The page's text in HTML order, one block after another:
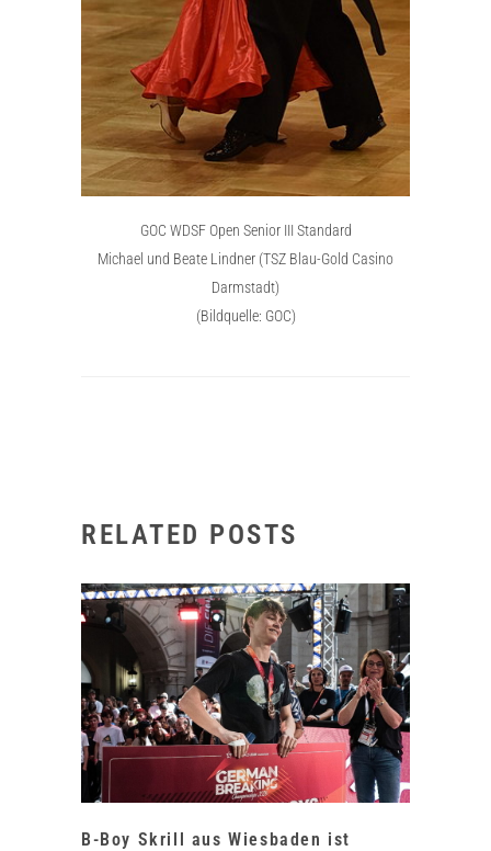
GOC WDSF Open Senior III Standard
Michael und Beate Lindner (TSZ Blau-Gold Casino
Darmstadt)
(Bildquelle: GOC)
RELATED POSTS
B-Boy Skrill aus Wiesbaden ist